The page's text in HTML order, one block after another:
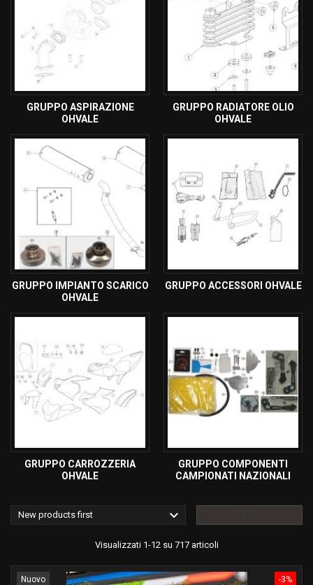
GRUPPO ASPIRAZIONE
OHVALE
GRUPPO RADIATORE OLIO
OHVALE
GRUPPO IMPIANTO SCARICO
OHVALE
GRUPPO ACCESSORI OHVALE
GRUPPO CARROZZERIA
OHVALE
GRUPPO COMPONENTI
CAMPIONATI NAZIONALI
New products first 
Visualizzati 1-12 su 717 articoli
-3%
Nuovo